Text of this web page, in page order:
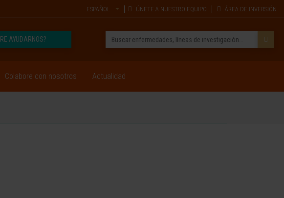
ESPAÑOL ÚNETE A NUESTRO EQUIPO ÁREA DE INVERSIÓN
AYUDARNOS?
Colabore con nosotros Actualidad